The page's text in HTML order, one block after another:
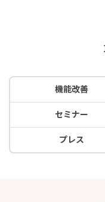
機能改善
セミナー
プレス